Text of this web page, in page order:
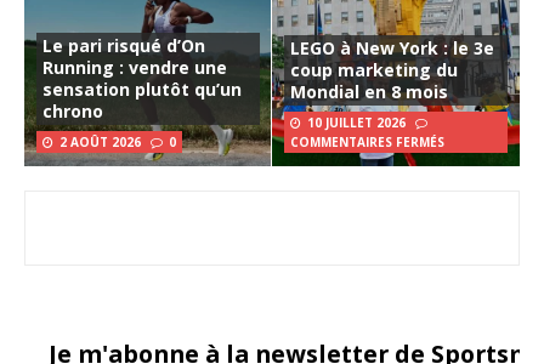
Le pari risqué d’On
Running : vendre une
sensation plutôt qu’un
chrono
2 AOÛT 2026 0
LEGO à New York : le 3e
coup marketing du
Mondial en 8 mois
10 JUILLET 2026
COMMENTAIRES FERMÉS
Je m'abonne à la newsletter de